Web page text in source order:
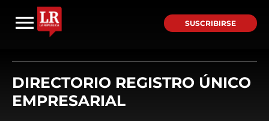
SUSCRIBIRSE
DIRECTORIO REGISTRO ÚNICO
EMPRESARIAL